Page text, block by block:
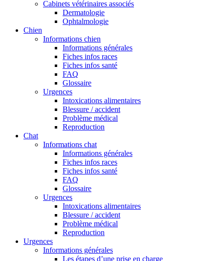
Cabinets vétérinaires associés
Dermatologie
Ophtalmologie
Chien
Informations chien
Informations générales
Fiches infos races
Fiches infos santé
FAQ
Glossaire
Urgences
Intoxications alimentaires
Blessure / accident
Problème médical
Reproduction
Chat
Informations chat
Informations générales
Fiches infos races
Fiches infos santé
FAQ
Glossaire
Urgences
Intoxications alimentaires
Blessure / accident
Problème médical
Reproduction
Urgences
Informations générales
Les étapes d’une prise en charge